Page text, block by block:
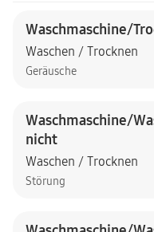
Waschmaschine/
Waschen / Trocknen
Geräusche
Waschmaschine/
nicht
Waschen / Trocknen
Störung